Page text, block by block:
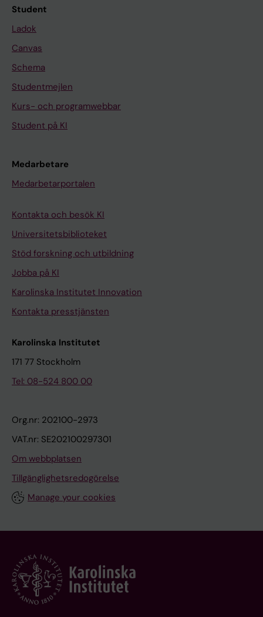
Student
Ladok
Canvas
Schema
Studentmejlen
Kurs- och programwebbar
Student på KI
Medarbetare
Medarbetarportalen
Kontakta och besök KI
Universitetsbiblioteket
Stöd forskning och utbildning
Jobba på KI
Karolinska Institutet Innovation
Kontakta presstjänsten
Karolinska Institutet
171 77 Stockholm
Tel: 08-524 800 00
Org.nr: 202100-2973
VAT.nr: SE202100297301
Om webbplatsen
Tillgänglighetsredogörelse
Manage your cookies